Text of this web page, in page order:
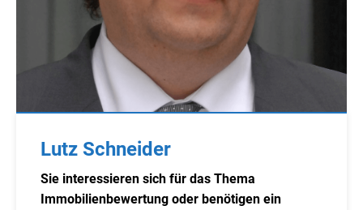
Lutz Schneider
Sie interessieren sich für das Thema
Immobilienbewertung oder benötigen ein